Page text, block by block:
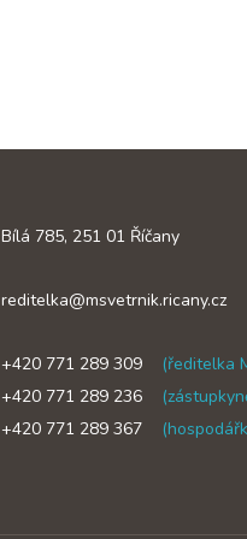
Bílá 785, 251 01 Říčany
reditelka@msvetrnik.ricany.cz
+420 771 289 309 (ředitelka
+420 771 289 236
+420 771 289 367